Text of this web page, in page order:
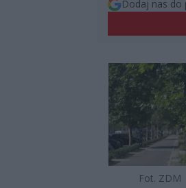
Dodaj nas do
Fot. ZDM